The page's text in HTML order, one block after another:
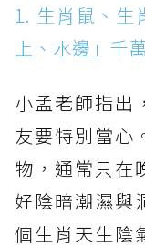
1. 生肖鼠、生
上、水邊」千
小孟老師指出
友要特別當心
物，通常只在
好陰暗潮濕與
個生肖天生陰